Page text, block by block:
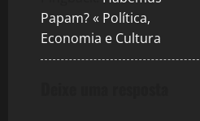
Papam? « Política,
Economia e Cultura